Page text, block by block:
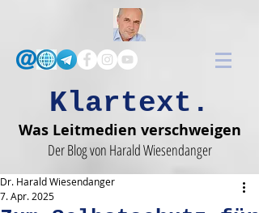
Klartext.
Was Leitmedien verschweigen
Der Blog von Harald Wiesendanger
Dr. Harald Wiesendanger
7. Apr. 2025